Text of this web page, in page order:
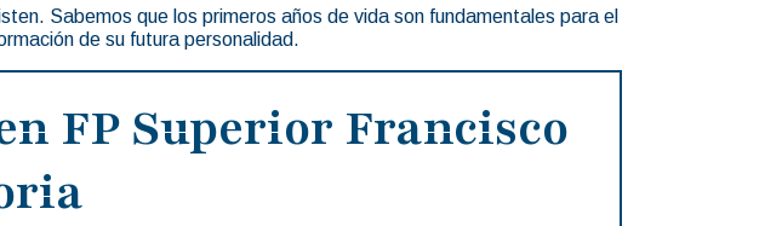
Sabemos que los primeros años de vida son fundamentales para el
de su futura personalidad.
FP Superior Francisco